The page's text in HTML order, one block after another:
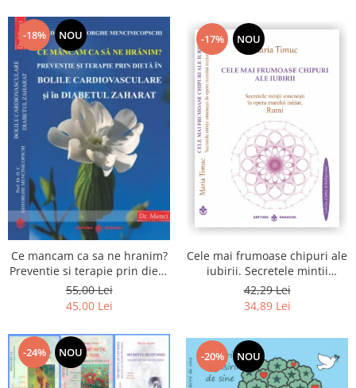
-18% NOU
Ce mancam ca sa ne hranim?
Preventie si terapie prin dieta
in bolile cardiovasculare si in
diabetul zaharat
55,00 Lei
45,00 Lei
-17% NOU
Cele mai frumoase chipuri ale
iubirii. Secretele mintii
omenesti in opera marelui
initiat, Rumi
42,29 Lei
34,89 Lei
-24% NOU -20% NOU